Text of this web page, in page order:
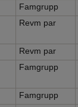
Famgrupp
Revm par
Revm par
Famgrupp
Famgrupp